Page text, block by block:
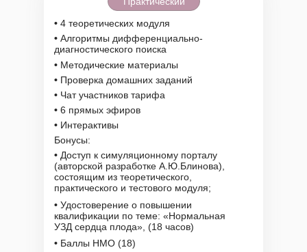
• 4 теоретических модуля
• Алгоритмы дифференциально-
диагностического поиска
• Методические материалы
• Проверка домашних заданий
• Чат участников тарифа
• 6 прямых эфиров
• Интерактивы
Бонусы:
• Доступ к симуляционному порталу
(авторской разработке А.Ю.Блинова),
состоящим из теоретического,
практического и тестового модуля;
• Удостоверение о повышении
квалификации по теме: «Нормальная
УЗД сердца плода», (18 часов)
• Баллы НМО (18)